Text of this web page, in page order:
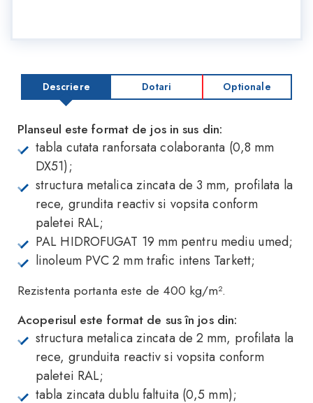
Descriere Dotari Optionale
Planseul este format de jos in sus din:
tabla cutata ranforsata colaboranta (0,8 mm
DX51);
structura metalica zincata de 3 mm, profilata la
rece, grundita reactiv si vopsita conform
paletei RAL;
PAL HIDROFUGAT 19 mm pentru mediu umed;
linoleum PVC 2 mm trafic intens Tarkett;
Rezistenta portanta este de 400 kg/m².
Acoperisul este format de sus în jos din:
structura metalica zincata de 2 mm, profilata la
rece, grunduita reactiv si vopsita conform
paletei RAL;
tabla zincata dublu faltuita (0,5 mm);